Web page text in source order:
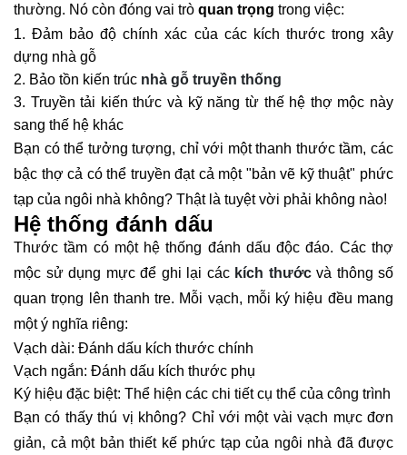
thường. Nó còn đóng vai trò quan trọng trong việc:
Đảm bảo độ chính xác của các kích thước trong xây
dựng nhà gỗ
Bảo tồn kiến trúc nhà gỗ truyền thống
Truyền tải kiến thức và kỹ năng từ thế hệ thợ mộc này
sang thế hệ khác
Bạn có thể tưởng tượng, chỉ với một thanh thước tầm, các
bậc thợ cả có thể truyền đạt cả một "bản vẽ kỹ thuật" phức
tạp của ngôi nhà không? Thật là tuyệt vời phải không nào!
Hệ thống đánh dấu
Thước tầm có một hệ thống đánh dấu độc đáo. Các thợ
mộc sử dụng mực để ghi lại các kích thướcvà thông số
quan trọng lên thanh tre. Mỗi vạch, mỗi ký hiệu đều mang
một ý nghĩa riêng:
Vạch dài: Đánh dấu kích thước chính
Vạch ngắn: Đánh dấu kích thước phụ
Ký hiệu đặc biệt: Thể hiện các chi tiết cụ thể của công trình
Bạn có thấy thú vị không? Chỉ với một vài vạch mực đơn
giản, cả một bản thiết kế phức tạp của ngôi nhà đã được